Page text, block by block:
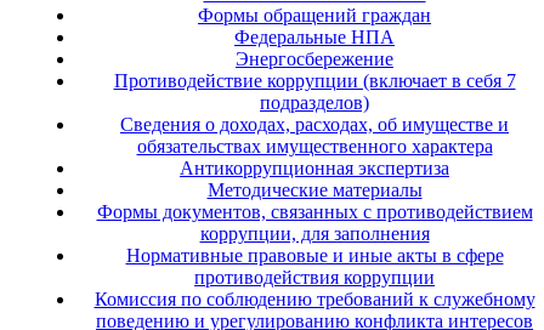
Формы обращений граждан
Федеральные НПА
Энергосбережение
Противодействие коррупции (включает в себя 7
подразделов)
Сведения о доходах, расходах, об имуществе и
обязательствах имущественного характера
Антикоррупционная экспертиза
Методические материалы
Формы документов, связанных с противодействием
коррупции, для заполнения
Нормативные правовые и иные акты в сфере
противодействия коррупции
Комиссия по соблюдению требований к служебному
поведению и урегулированию конфликта интересов